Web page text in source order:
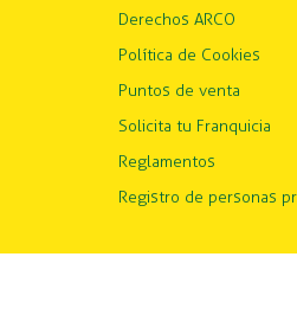
Derechos ARCO
Política de Cookies
Puntos de venta
Solicita tu Franquicia
Reglamentos
Registro de personas